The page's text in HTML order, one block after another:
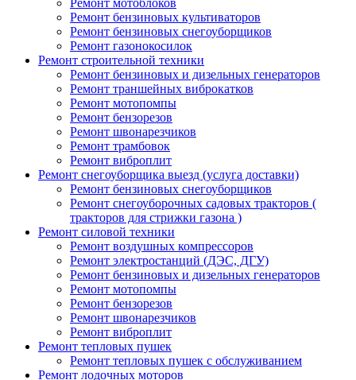
Ремонт бензиновых культиваторов
Ремонт бензиновых снегоуборщиков
Ремонт газонокосилок
Ремонт строительной техники
Ремонт бензиновых и дизельных генераторов
Ремонт траншейных виброкатков
Ремонт мотопомпы
Ремонт бензорезов
Ремонт швонарезчиков
Ремонт трамбовок
Ремонт виброплит
Ремонт снегоуборщика выезд (услуга доставки)
Ремонт бензиновых снегоуборщиков
Ремонт снегоуборочных садовых тракторов (
тракторов для стрижки газона )
Ремонт силовой техники
Ремонт воздушных компрессоров
Ремонт электростанций (ДЭС, ДГУ)
Ремонт бензиновых и дизельных генераторов
Ремонт мотопомпы
Ремонт бензорезов
Ремонт швонарезчиков
Ремонт виброплит
Ремонт тепловых пушек
Ремонт тепловых пушек с обслуживанием
Ремонт лодочных моторов